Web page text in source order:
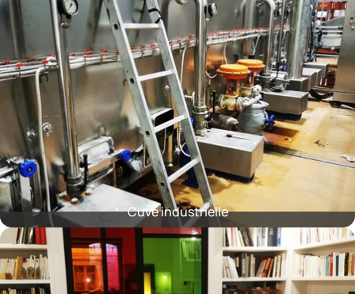
Cuve industrielle